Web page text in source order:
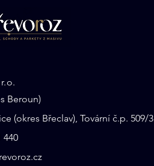
investovat
kdy zvolit jasan
Beroun)
(okres Břeclav), Tovární č.p. 509/3
440